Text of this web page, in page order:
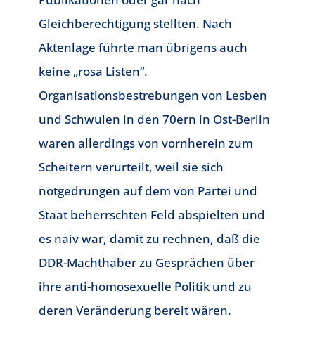
Gleichberechtigung stellten. Nach
Aktenlage führte man übrigens auch
keine „rosa Listen“.
Organisationsbestrebungen von Lesben
und Schwulen in den 70ern in Ost-Berlin
waren allerdings von vornherein zum
Scheitern verurteilt, weil sie sich
notgedrungen auf dem von Partei und
Staat beherrschten Feld abspielten und
es naiv war, damit zu rechnen, daß die
DDR-Machthaber zu Gesprächen über
ihre anti-homosexuelle Politik und zu
deren Veränderung bereit wären.